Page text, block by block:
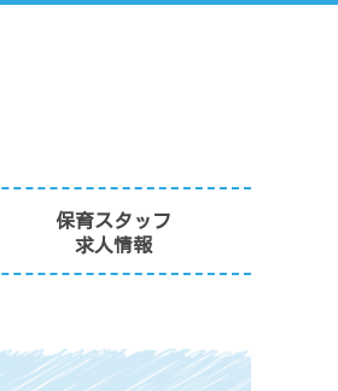
保育スタッフ
求人情報